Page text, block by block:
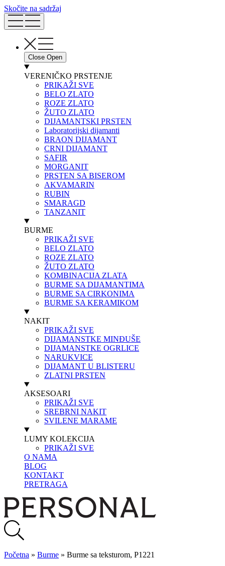
Skočite na sadržaj
Close Open
VERENIČKO PRSTENJE
PRIKAŽI SVE
BELO ZLATO
ROZE ZLATO
ŽUTO ZLATO
DIJAMANTSKI PRSTEN
Laboratorijski dijamanti
BRAON DIJAMANT
CRNI DIJAMANT
SAFIR
MORGANIT
PRSTEN SA BISEROM
AKVAMARIN
RUBIN
SMARAGD
TANZANIT
BURME
PRIKAŽI SVE
BELO ZLATO
ROZE ZLATO
ŽUTO ZLATO
KOMBINACIJA ZLATA
BURME SA DIJAMANTIMA
BURME SA CIRKONIMA
BURME SA KERAMIKOM
NAKIT
PRIKAŽI SVE
DIJAMANSTKE MINĐUŠE
DIJAMANSTKE OGRLICE
NARUKVICE
DIJAMANT U BLISTERU
ZLATNI PRSTEN
AKSESOARI
PRIKAŽI SVE
SREBRNI NAKIT
SVILENE MARAME
LUMY KOLEKCIJA
PRIKAŽI SVE
O NAMA
BLOG
KONTAKT
PRETRAGA
Početna » Burme » Burme sa teksturom, P1221